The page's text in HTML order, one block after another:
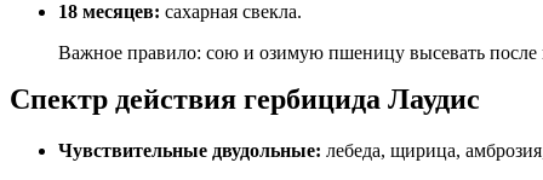
18 месяцев: сахарная свекла.
Важное правило: сою и озимую пшеницу высевать после
Спектр действия гербицида Лаудис
Чувствительные двудольные: лебеда, щирица,